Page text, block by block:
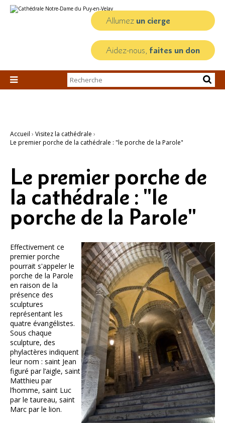
au
personnels
Allumez un cierge
Aidez-nous, faites un don

Chercher par
Recherche
Accueil › Visitez la cathédrale ›
Le premier porche de la cathédrale : "le porche de la Parole"
Le premier porche de
la cathédrale : "le
porche de la Parole"
Effectivement ce
premier porche
pourrait s'appeler le
porche de la Parole
en raison de la
présence des
sculptures
représentant les
quatre évangélistes.
Sous chaque
sculpture, des
phylactères indiquent
leur nom : saint Jean
figuré par l’aigle, saint
Matthieu par
l’homme, saint Luc
par le taureau, saint
Marc par le lion.